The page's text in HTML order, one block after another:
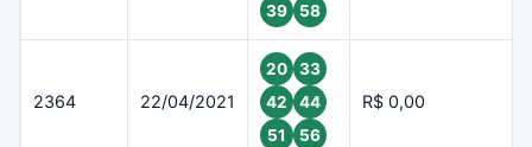
39
58
2364 22/04/2021
20
33
42
44
51
56
R$ 0,00